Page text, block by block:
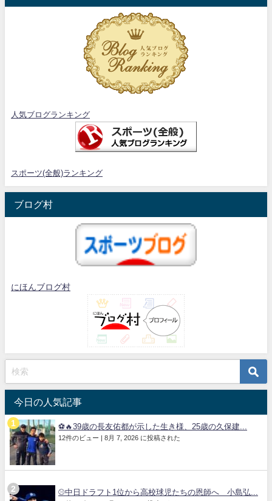
人気ブログランキング
スポーツ(全般)ランキング
ブログ村
にほんブログ村
今日の人気記事
⚽🔥39歳の長友佑都が示した生き様、25歳の久保建...
12件のビュー | 8月 7, 2026 に投稿された
⚾中日ドラフト1位から高校球児たちの恩師へ 小島弘...